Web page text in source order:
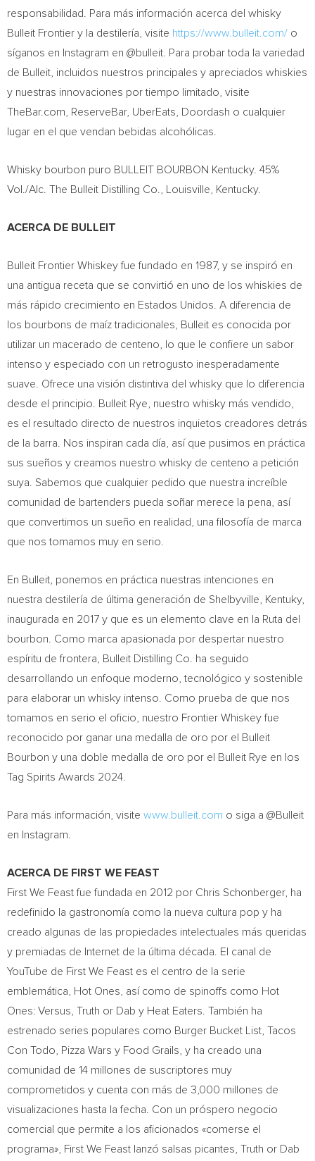
responsabilidad. Para más información acerca del whisky
Bulleit Frontier y la destilería, visite https://www.bulleit.com/ o
síganos en Instagram en @bulleit. Para probar toda la variedad
de Bulleit, incluidos nuestros principales y apreciados whiskies
y nuestras innovaciones por tiempo limitado, visite
TheBar.com, ReserveBar, UberEats, Doordash o cualquier
lugar en el que vendan bebidas alcohólicas.
Whisky bourbon puro BULLEIT BOURBON Kentucky. 45%
Vol./Alc. The Bulleit Distilling Co., Louisville, Kentucky.
ACERCA DE BULLEIT
Bulleit Frontier Whiskey fue fundado en 1987, y se inspiró en
una antigua receta que se convirtió en uno de los whiskies de
más rápido crecimiento en Estados Unidos. A diferencia de
los bourbons de maíz tradicionales, Bulleit es conocida por
utilizar un macerado de centeno, lo que le confiere un sabor
intenso y especiado con un retrogusto inesperadamente
suave. Ofrece una visión distintiva del whisky que lo diferencia
desde el principio. Bulleit Rye, nuestro whisky más vendido,
es el resultado directo de nuestros inquietos creadores detrás
de la barra. Nos inspiran cada día, así que pusimos en práctica
sus sueños y creamos nuestro whisky de centeno a petición
suya. Sabemos que cualquier pedido que nuestra increíble
comunidad de bartenders pueda soñar merece la pena, así
que convertimos un sueño en realidad, una filosofía de marca
que nos tomamos muy en serio.
En Bulleit, ponemos en práctica nuestras intenciones en
nuestra destilería de última generación de Shelbyville, Kentuky,
inaugurada en 2017 y que es un elemento clave en la Ruta del
bourbon. Como marca apasionada por despertar nuestro
espíritu de frontera, Bulleit Distilling Co. ha seguido
desarrollando un enfoque moderno, tecnológico y sostenible
para elaborar un whisky intenso. Como prueba de que nos
tomamos en serio el oficio, nuestro Frontier Whiskey fue
reconocido por ganar una medalla de oro por el Bulleit
Bourbon y una doble medalla de oro por el Bulleit Rye en los
Tag Spirits Awards 2024.
Para más información, visite www.bulleit.com o siga a @Bulleit
en Instagram.
ACERCA DE FIRST WE FEAST
First We Feast fue fundada en 2012 por Chris Schonberger, ha
redefinido la gastronomía como la nueva cultura pop y ha
creado algunas de las propiedades intelectuales más queridas
y premiadas de Internet de la última década. El canal de
YouTube de First We Feast es el centro de la serie
emblemática, Hot Ones, así como de spinoffs como Hot
Ones: Versus, Truth or Dab y Heat Eaters. También ha
estrenado series populares como Burger Bucket List, Tacos
Con Todo, Pizza Wars y Food Grails, y ha creado una
comunidad de 14 millones de suscriptores muy
comprometidos y cuenta con más de 3,000 millones de
visualizaciones hasta la fecha. Con un próspero negocio
comercial que permite a los aficionados «comerse el
programa», First We Feast lanzó salsas picantes, Truth or Dab